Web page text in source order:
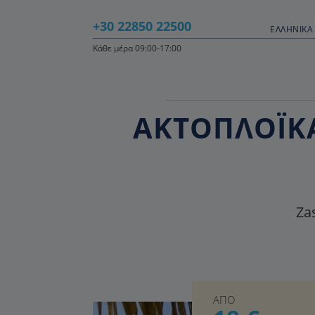
+30 22850 22500
ΕΛΛΗΝΙΚΆ
Κάθε μέρα 09:00-17:00
ΑΠΟ